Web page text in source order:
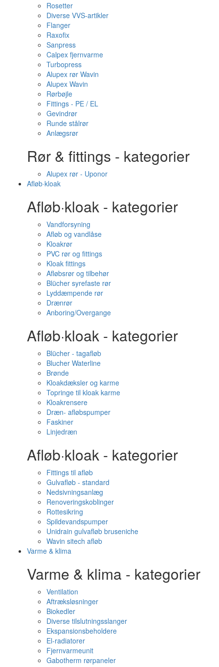
Rosetter
Diverse VVS-artikler
Flanger
Raxofix
Sanpress
Calpex fjernvarme
Turbopress
Alupex rør Wavin
Alupex Wavin
Rørbøjle
Fittings - PE / EL
Gevindrør
Runde stålrør
Anlægsrør
Rør & fittings - kategorier
Alupex rør - Uponor
Afløb·kloak
Afløb·kloak - kategorier
Vandforsyning
Afløb og vandlåse
Kloakrør
PVC rør og fittings
Kloak fittings
Afløbsrør og tilbehør
Blücher syrefaste rør
Lyddæmpende rør
Drænrør
Anboring/Overgange
Afløb·kloak - kategorier
Blücher - tagafløb
Blucher Waterline
Brønde
Kloakdæksler og karme
Topringe til kloak karme
Kloakrensere
Dræn- afløbspumper
Faskiner
Linjedræn
Afløb·kloak - kategorier
Fittings til afløb
Gulvafløb - standard
Nedsivningsanlæg
Renoveringskoblinger
Rottesikring
Spildevandspumper
Unidrain gulvafløb bruseniche
Wavin sitech afløb
Varme & klima
Varme & klima - kategorier
Ventilation
Aftræksløsninger
Biokedler
Diverse tilslutningsslanger
Ekspansionsbeholdere
El-radiatorer
Fjernvarmeunit
Gabotherm rørpaneler